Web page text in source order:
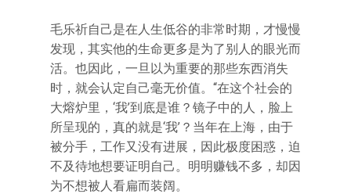
毛乐祈自己是在人生低谷的非常时期，才慢慢
发现，其实他的生命更多是为了别人的眼光而
活。也因此，一旦以为重要的那些东西消失
时，就会认定自己毫无价值。“在这个社会的
大熔炉里，‘我’到底是谁？镜子中的人，脸上
所呈现的，真的就是‘我’？当年在上海，由于
被分手，工作又没有进展，因此极度困惑，迫
不及待地想要证明自己。明明赚钱不多，却因
为不想被人看扁而装阔。